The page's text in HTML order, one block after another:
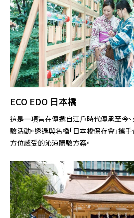
ECO EDO 日本橋
這是一項旨在傳遞自江戶時代傳承至今
驗活動。透過與名橋「日本橋保存會」攜
方位感受的沁涼體驗方案。